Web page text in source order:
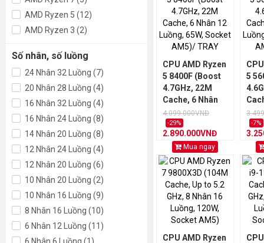
AMD Ryzen 5 (12)
AMD Ryzen 3 (2)
Số nhân, số luồng
24 Nhân 32 Luồng (7)
20 Nhân 28 Luồng (4)
16 Nhân 32 Luồng (4)
16 Nhân 24 Luồng (8)
14 Nhân 20 Luồng (8)
12 Nhân 24 Luồng (4)
12 Nhân 20 Luồng (6)
10 Nhân 20 Luồng (2)
10 Nhân 16 Luồng (9)
8 Nhân 16 Luồng (10)
6 Nhân 12 Luồng (11)
CPU AMD Ryzen
5 8400F (Boost
4.7GHz, 22M
Cache, 6 Nhân
12 Luồng, 65W,
Socket AM5)/
TRAY
4.099.000VNĐ
-29%
2.890.000VNĐ
Mua ngay
5
12
-7%
CPU AMD Ryzen